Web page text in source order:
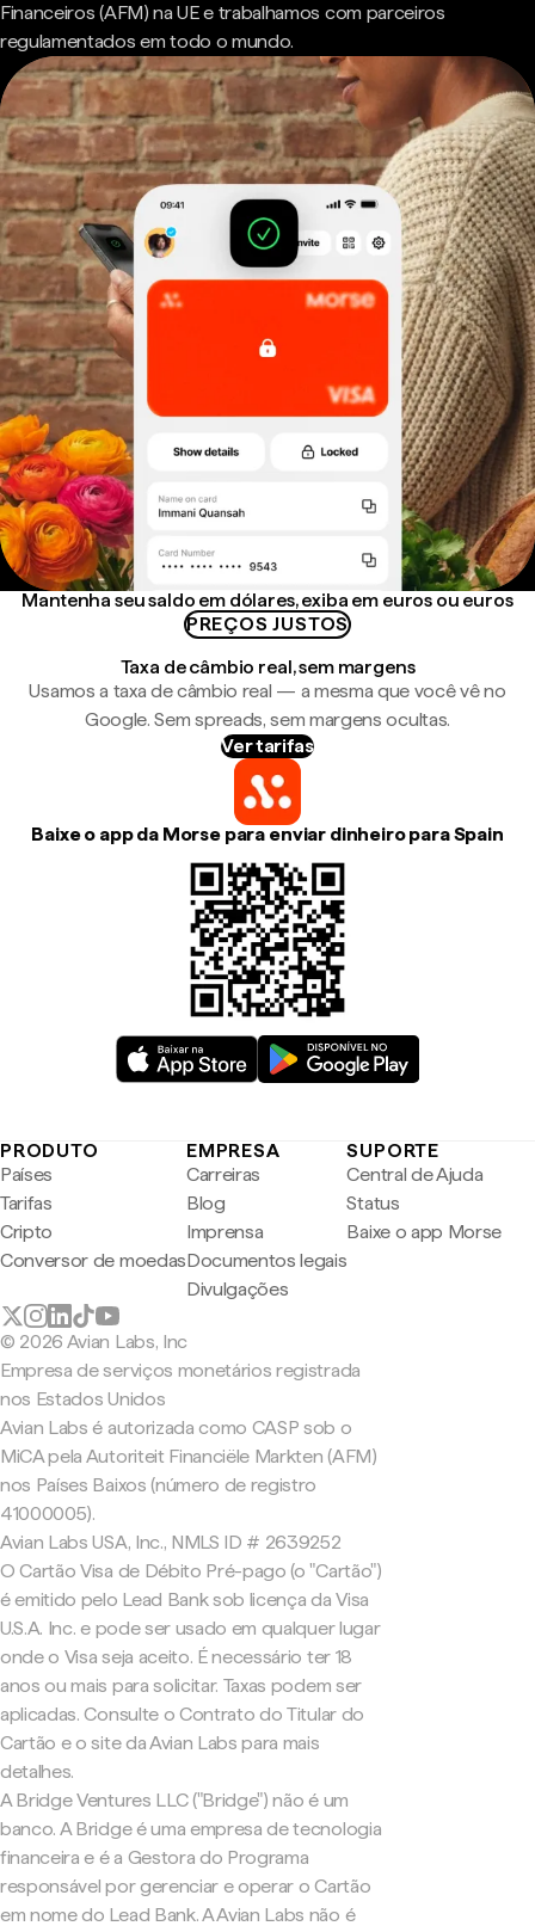
Financeiros (AFM) na UE e trabalhamos com parceiros
regulamentados em todo o mundo.
Mantenha seu saldo em dólares, exiba em euros ou euros
PREÇOS JUSTOS
Taxa de câmbio real, sem margens
Usamos a taxa de câmbio real — a mesma que você vê no
Google. Sem spreads, sem margens ocultas.
Ver tarifas
Baixe o app da Morse para enviar dinheiro para Spain
PRODUTO
Países
Tarifas
Cripto
Conversor de moedas
EMPRESA
Carreiras
Blog
Imprensa
Documentos legais
Divulgações
SUPORTE
Central de Ajuda
Status
Baixe o app Morse
© 2026 Avian Labs, Inc
Empresa de serviços monetários registrada
nos Estados Unidos
Avian Labs é autorizada como CASP sob o
MiCA pela Autoriteit Financiële Markten (AFM)
nos Países Baixos (número de registro
41000005).
Avian Labs USA, Inc., NMLS ID # 2639252
O Cartão Visa de Débito Pré-pago (o "Cartão")
é emitido pelo Lead Bank sob licença da Visa
U.S.A. Inc. e pode ser usado em qualquer lugar
onde o Visa seja aceito. É necessário ter 18
anos ou mais para solicitar. Taxas podem ser
aplicadas. Consulte o Contrato do Titular do
Cartão e o site da Avian Labs para mais
detalhes.
A Bridge Ventures LLC ("Bridge") não é um
banco. A Bridge é uma empresa de tecnologia
financeira e é a Gestora do Programa
responsável por gerenciar e operar o Cartão
em nome do Lead Bank. A Avian Labs não é